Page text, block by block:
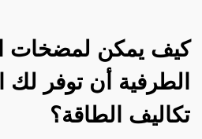
كيف يمكن
الطرفية أن توفر لك
تكاليف الطاقة؟